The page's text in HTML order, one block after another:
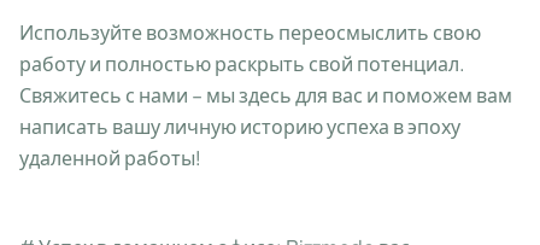
Используйте возможность переосмыслить свою
работу и полностью раскрыть свой потенциал.
Свяжитесь с нами – мы здесь для вас и поможем вам
написать вашу личную историю успеха в эпоху
удаленной работы!